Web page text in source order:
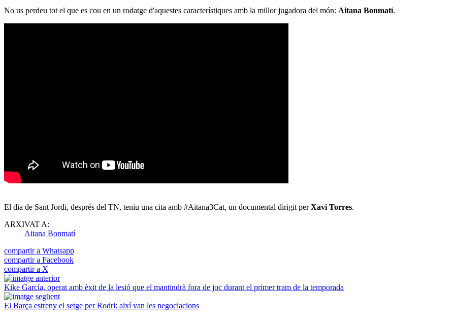
No us perdeu tot el que es cou en un rodatge d'aquestes característiques amb la millor jugadora del món: Aitana Bonmatí.
El dia de Sant Jordi, després del TN, teniu una cita amb #Aitana3Cat, un documental dirigit perXavi Torres.
ARXIVAT A:
Aitana Bonmatí
compartir a Whatsapp
compartir a Facebook
compartir a X
Kike García, operat amb èxit de la lesió que el mantindrà fora de joc durant el primer tram de la temporada
El Barça estreny el setge per Rodri: així van les negociacions